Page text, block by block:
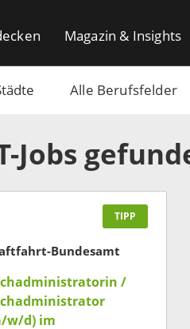
Alle Berufsfelder
Magazin & Insights
Jobs
TIPP
Bundesamt
/
w/d) im